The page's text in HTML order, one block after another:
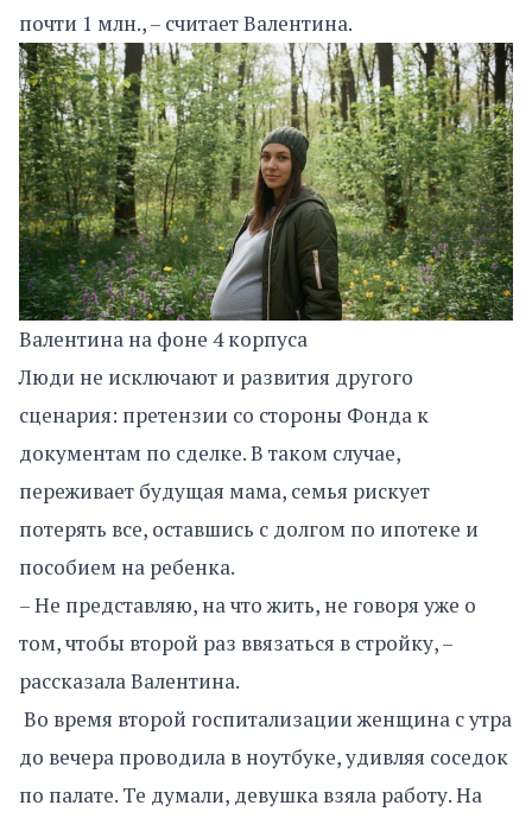
почти 1 млн., – считает Валентина.
Валентина на фоне 4 корпуса
Люди не исключают и развития другого
сценария: претензии со стороны Фонда к
документам по сделке. В таком случае,
переживает будущая мама, семья рискует
потерять все, оставшись с долгом по ипотеке и
пособием на ребенка.
– Не представляю, на что жить, не говоря уже о
том, чтобы второй раз ввязаться в стройку, –
рассказала Валентина.
Во время второй госпитализации женщина с утра
до вечера проводила в ноутбуке, удивляя соседок
по палате. Те думали, девушка взяла работу. На